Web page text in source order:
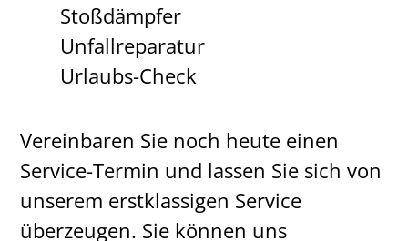
Stoßdämpfer
Unfallreparatur
Urlaubs-Check
Vereinbaren Sie noch heute einen
Service-Termin und lassen Sie sich von
unserem erstklassigen Service
überzeugen. Sie können uns